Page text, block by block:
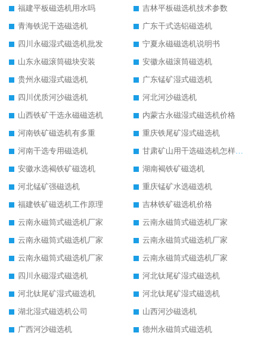
福建平板磁选机用水吗
吉林平板磁选机技术参数
青海铁泥干选磁选机
广东干式选铝磁选机
四川永磁湿式磁选机批发
宁夏永磁磁选机说明书
山东永磁滚筒磁块安装
安徽永磁滚筒磁选机
贵州永磁湿式磁选机
广东锰矿湿式磁选机
四川优质河沙磁选机
河北河沙磁选机
山西铁矿干选永磁磁选机
内蒙古永磁湿式磁选机价格
河南铁矿磁选机有多重
重庆铁尾矿湿式磁选机
河南干选专用磁选机
甘肃矿山用干选磁选机怎样调磁
安徽水选褐铁矿磁选机
湖南褐铁矿磁选机
河北锰矿强磁选机
重庆锰矿水选磁选机
福建铁矿磁选机工作原理
吉林铁矿磁选机价格
云南永磁筒式磁选机厂家
云南永磁筒式磁选机厂家
云南永磁筒式磁选机厂家
云南永磁筒式磁选机厂家
云南永磁筒式磁选机厂家
云南永磁筒式磁选机厂家
四川永磁湿式磁选机
河北钛尾矿湿式磁选机
河北钛尾矿湿式磁选机
河北钛尾矿湿式磁选机
湖北湿式磁选机公司
山西河沙磁选机
广西河沙磁选机
德州永磁筒式磁选机